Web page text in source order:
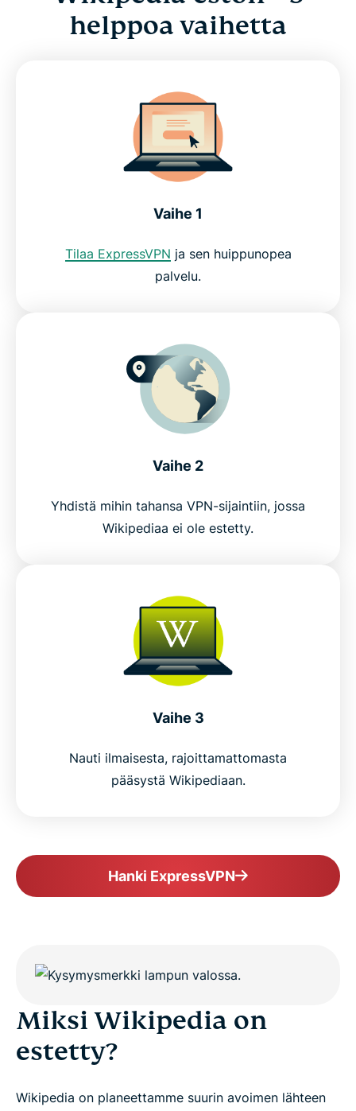
Miksi Wikipedia on estetty?
Miten VPN poistaa Wikipedia-eston?
Kokeile parasta VPN:ää Wikipedian käyttämiseen
helppoa vaihetta
Vaihe 1
Tilaa ExpressVPN ja sen huippunopea
palvelu.
Vaihe 2
Yhdistä mihin tahansa VPN-sijaintiin, jossa
Wikipediaa ei ole estetty.
Vaihe 3
Nauti ilmaisesta, rajoittamattomasta
pääsystä Wikipediaan.
Hanki ExpressVPN
Miksi Wikipedia on
estetty?
Wikipedia on planeettamme suurin avoimen lähteen